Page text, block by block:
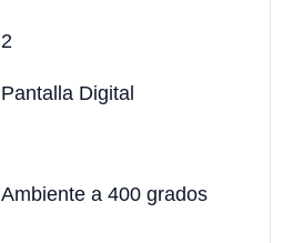
2
Pantalla Digital
Ambiente a 400 grados